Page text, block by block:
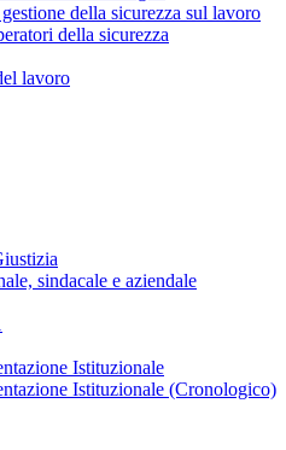
della sicurezza sul lavoro
della sicurezza
lavoro
sindacale e aziendale
Istituzionale
Istituzionale (Cronologico)